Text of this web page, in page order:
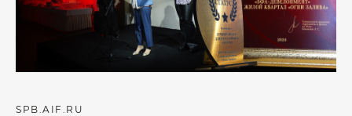
SPB.AIF.RU